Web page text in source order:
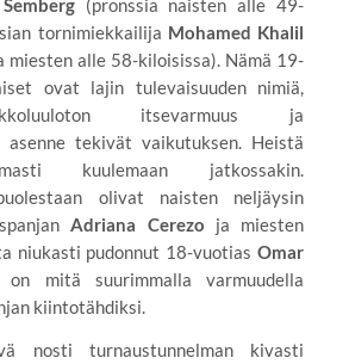
(pronssia naisten alle 49-
tornimiekkailija Mohamed Khalil
miesten alle 58-kiloisissa). Nämä 19-
ovat lajin tulevaisuuden nimiä,
itsevarmuus ja
asenne tekivät vaikutuksen. Heistä
kuulemaan jatkossakin.
olivat naisten neljäysin
Adriana Cerezo ja miesten
niukasti pudonnut 18-vuotiasOmar
mitä suurimmalla varmuudella
kiintotähdiksi.
nosti turnaustunnelman kivasti